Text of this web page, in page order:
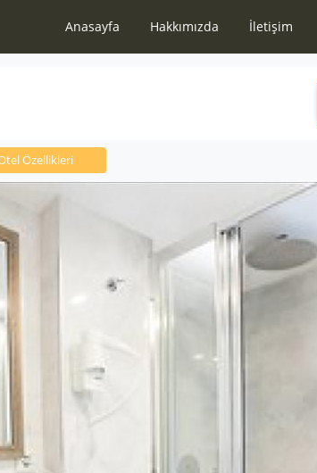
Anasayfa Hakkımızda İletişim
Özellikleri